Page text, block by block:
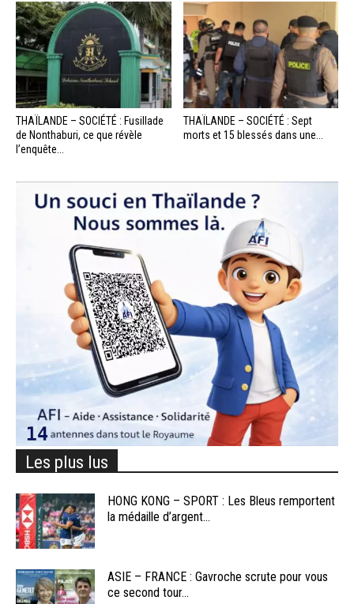
THAÏLANDE – SOCIÉTÉ : Fusillade
de Nonthaburi, ce que révèle
l’enquête...
THAÏLANDE – SOCIÉTÉ : Sept
morts et 15 blessés dans une...
Les plus lus
HONG KONG – SPORT : Les Bleus remportent
la médaille d’argent...
ASIE – FRANCE : Gavroche scrute pour vous
ce second tour...